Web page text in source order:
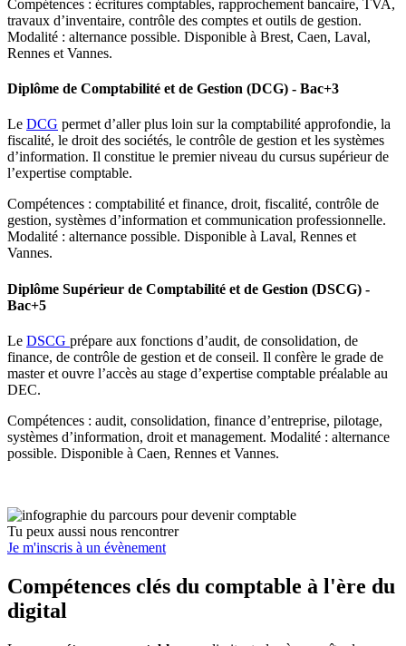
Compétences : écritures comptables, rapprochement bancaire, TVA,
travaux d’inventaire, contrôle des comptes et outils de gestion.
Modalité : alternance possible. Disponible à Brest, Caen, Laval,
Rennes et Vannes.
Diplôme de Comptabilité et de Gestion (DCG) - Bac+3
Le DCG permet d’aller plus loin sur la comptabilité approfondie, la
fiscalité, le droit des sociétés, le contrôle de gestion et les systèmes
d’information. Il constitue le premier niveau du cursus supérieur de
l’expertise comptable.
Compétences : comptabilité et finance, droit, fiscalité, contrôle de
gestion, systèmes d’information et communication professionnelle.
Modalité : alternance possible. Disponible à Laval, Rennes et
Vannes.
Diplôme Supérieur de Comptabilité et de Gestion (DSCG) -
Bac+5
Le DSCG prépare aux fonctions d’audit, de consolidation, de
finance, de contrôle de gestion et de conseil. Il confère le grade de
master et ouvre l’accès au stage d’expertise comptable préalable au
DEC.
Compétences : audit, consolidation, finance d’entreprise, pilotage,
systèmes d’information, droit et management. Modalité : alternance
possible. Disponible à Caen, Rennes et Vannes.
Tu peux aussi nous rencontrer
Je m'inscris à un évènement
Compétences clés du comptable à l'ère du
digital